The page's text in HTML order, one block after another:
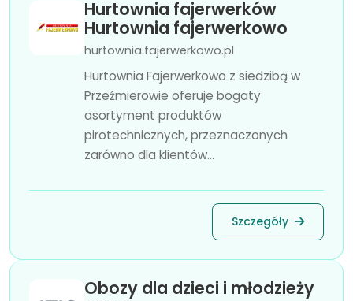
Hurtownia fajerwerków
Hurtownia fajerwerkowo
hurtownia.fajerwerkowo.pl
Hurtownia Fajerwerkowo z siedzibą w
Przeźmierowie oferuje bogaty
asortyment produktów
pirotechnicznych, przeznaczonych
zarówno dla klientów...
Szczegóły
Obozy dla dzieci i młodzieży